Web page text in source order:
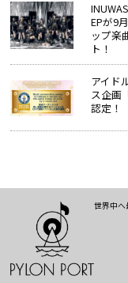
EPが9
ップ楽
ト！
アイド
ス企画
認定！
世界中へ